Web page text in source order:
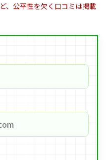
、公平性を欠く口コミは掲載